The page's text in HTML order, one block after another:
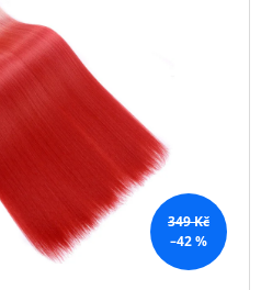
349 Kč
–42 %